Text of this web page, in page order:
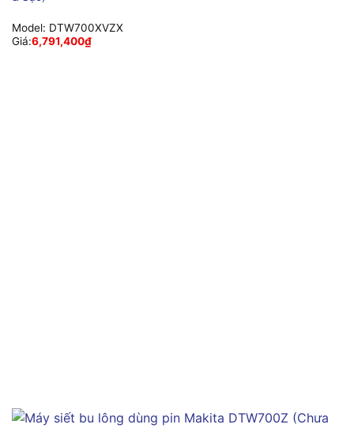
Model: DTW700XVZX
Giá:6,791,400₫